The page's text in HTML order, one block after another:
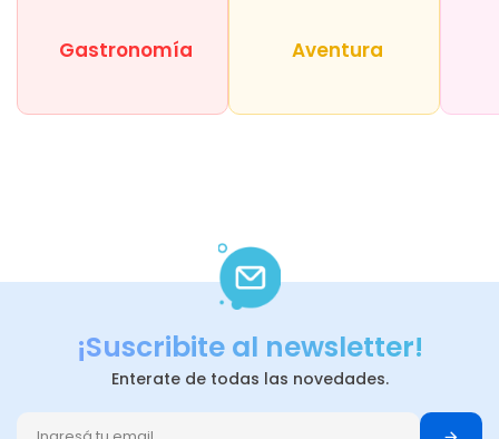
Gastronomía Aventura
¡Suscribite al newsletter!
Enterate de todas las novedades.